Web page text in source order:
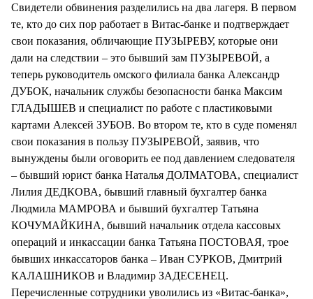
Свидетели обвинения разделились на два лагеря. В первом
те, кто до сих пор работает в Витас-банке и подтверждает
свои показания, обличающие ПУЗЫРЕВУ, которые они
дали на следствии – это бывший зам ПУЗЫРЕВОЙ, а
теперь руководитель омского филиала банка Александр
ДУБОК, начальник службы безопасности банка Максим
ГЛАДЫШЕВ и специалист по работе с пластиковыми
картами Алексей ЗУБОВ. Во втором те, кто в суде поменял
свои показания в пользу ПУЗЫРЕВОЙ, заявив, что
вынуждены были оговорить ее под давлением следователя
– бывший юрист банка Наталья ДОЛМАТОВА, специалист
Лилия ДЕДКОВА, бывший главный бухгалтер банка
Людмила МАМРОВА и бывший бухгалтер Татьяна
КОЧУМАЙКИНА, бывший начальник отдела кассовых
операций и инкассации банка Татьяна ПОСТОВАЯ, трое
бывших инкассаторов банка – Иван СУРКОВ, Дмитрий
КАЛАШНИКОВ и Владимир ЗАДЕСЕНЕЦ.
Перечисленные сотрудники уволились из «Витас-банка»,